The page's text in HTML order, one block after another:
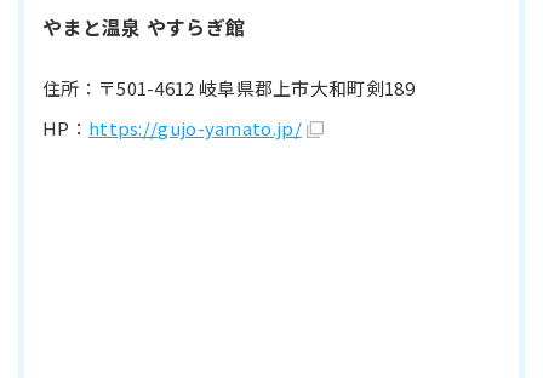
やまと温泉 やすらぎ館
住所：〒501-4612 岐阜県郡上市大和町剣189
HP： https://gujo-yamato.jp/